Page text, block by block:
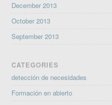
December 2013
October 2013
September 2013
CATEGORIES
detección de necesidades
Formación en abierto